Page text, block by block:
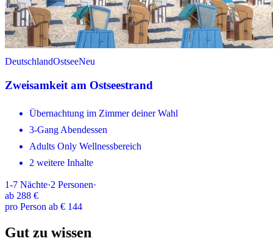
DeutschlandOstseeNeu
Zweisamkeit am Ostseestrand
Übernachtung im Zimmer deiner Wahl
3-Gang Abendessen
Adults Only Wellnessbereich
2 weitere Inhalte
1-7 Nächte·2 Personen·
ab 288 €
pro Person ab € 144
Gut zu wissen